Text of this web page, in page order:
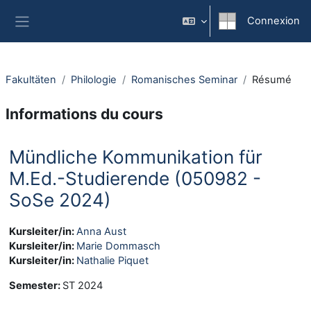
Connexion
Fakultäten Philologie Romanisches Seminar Résumé
Informations du cours
Mündliche Kommunikation für
M.Ed.-Studierende (050982 -
SoSe 2024)
Kursleiter/in:Anna Aust
Kursleiter/in: Marie Dommasch
Kursleiter/in: Nathalie Piquet
Semester: ST 2024